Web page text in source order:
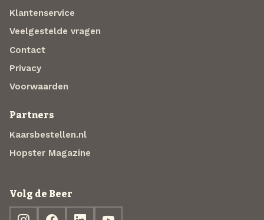
Klantenservice
Veelgestelde vragen
Contact
Privacy
Voorwaarden
Partners
Kaarsbestellen.nl
Hopster Magazine
Volg de Beer